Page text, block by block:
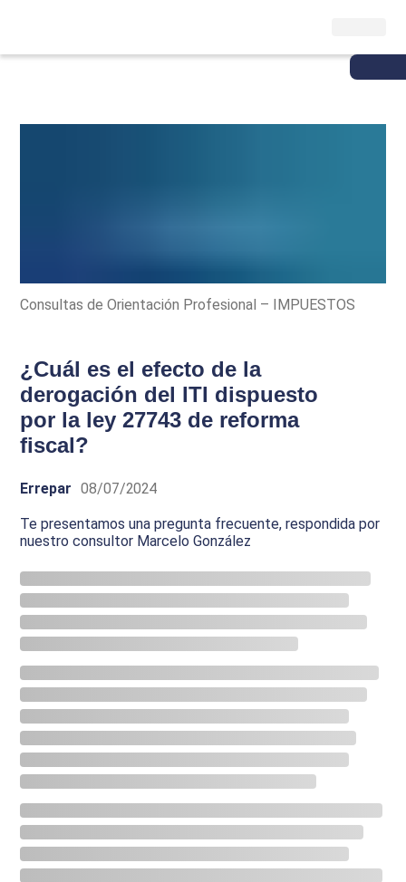
Consultas de Orientación Profesional – IMPUESTOS
¿Cuál es el efecto de la
derogación del ITI dispuesto
por la ley 27743 de reforma
fiscal?
Errepar 08/07/2024
Te presentamos una pregunta frecuente, respondida por
nuestro consultor Marcelo González